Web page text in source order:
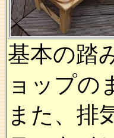
基本の踏
ョップの
また、排